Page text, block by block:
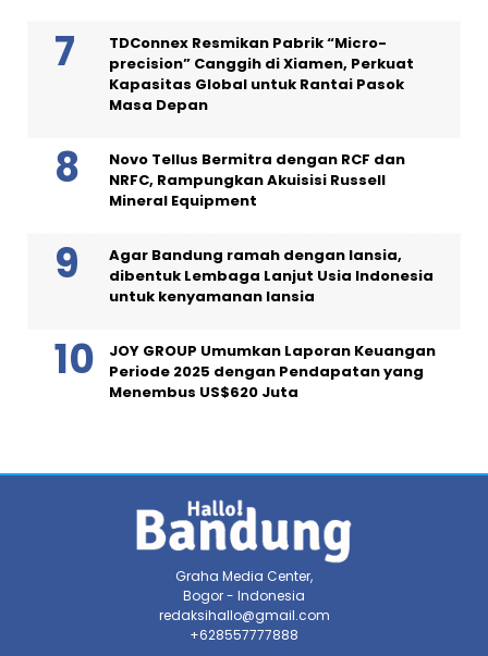
TDConnex Resmikan Pabrik “Micro-
precision” Canggih di Xiamen, Perkuat
Kapasitas Global untuk Rantai Pasok
Masa Depan
Novo Tellus Bermitra dengan RCF dan
NRFC, Rampungkan Akuisisi Russell
Mineral Equipment
Agar Bandung ramah dengan lansia,
dibentuk Lembaga Lanjut Usia Indonesia
untuk kenyamanan lansia
JOY GROUP Umumkan Laporan Keuangan
Periode 2025 dengan Pendapatan yang
Menembus US$620 Juta
Graha Media Center,
Bogor - Indonesia
redaksihallo@gmail.com
+628557777888